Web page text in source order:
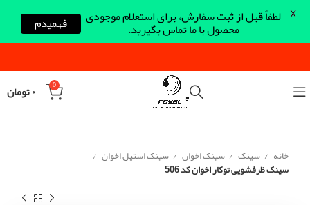
0 ۰تومان
خانه سینک سینک اخوان سینک استیل اخوان
سینک ظرفشویی توکار اخوان کد 506
لطفاً قبل از ثبت سفارش، برای استعلام موجودی
محصول با ما تماس بگیرید. فهمیدم X